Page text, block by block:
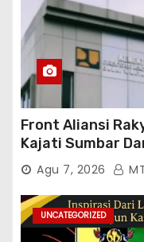
Front Aliansi
Kajati Sumbar
PT. Brantas
06.Nopember
Sumber Dana:
Padang Tutup
Agu 7, 2026
UNCATEGORIZED